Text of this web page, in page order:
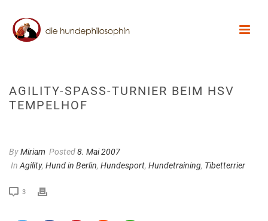
AGILITY-SPASS-TURNIER BEIM HSV T
EMPELHOF
ByMiriam Posted8. Mai 2007
In Agility, Hund in Berlin, Hundesport, Hundetraining, Tibetterrier
3